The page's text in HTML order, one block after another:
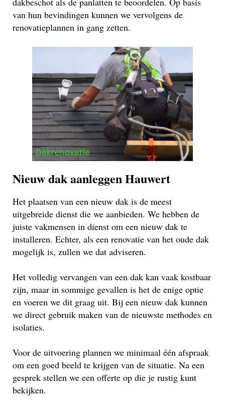
van hun bevindingen kunnen we vervolgens de
renovatieplannen in gang zetten.
Nieuw dak aanleggen Hauwert
Het plaatsen van een nieuw dak is de meest
uitgebreide dienst die we aanbieden. We hebben de
juiste vakmensen in dienst om een nieuw dak te
installeren. Echter, als een renovatie van het oude dak
mogelijk is, zullen we dat adviseren.
Het volledig vervangen van een dak kan vaak kostbaar
zijn, maar in sommige gevallen is het de enige optie
en voeren we dit graag uit. Bij een nieuw dak kunnen
we direct gebruik maken van de nieuwste methodes en
isolaties.
Voor de uitvoering plannen we minimaal één afspraak
om een goed beeld te krijgen van de situatie. Na een
gesprek stellen we een offerte op die je rustig kunt
bekijken.